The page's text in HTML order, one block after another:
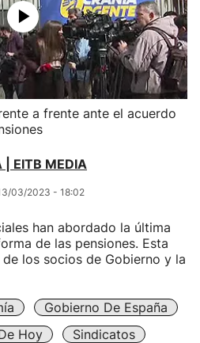
a frente ante el acuerdo
| EITB MEDIA
03/2023 - 18:02
han abordado la última
de las pensiones. Esta
los socios de Gobierno y la
Gobierno De España
Hoy
Sindicatos